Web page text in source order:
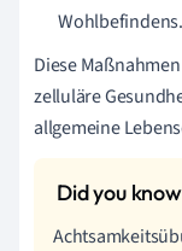
Wohlbefindens.
Diese
zelluläre
allgemeine